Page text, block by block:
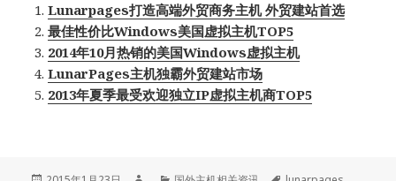
Lunarpages打造高端外贸商务主机 外贸建站首选
最佳性价比Windows美国虚拟主机TOP5
2014年10月热销的美国Windows虚拟主机
LunarPages主机独霸外贸建站市场
2013年夏季最受欢迎独立IP虚拟主机商TOP5